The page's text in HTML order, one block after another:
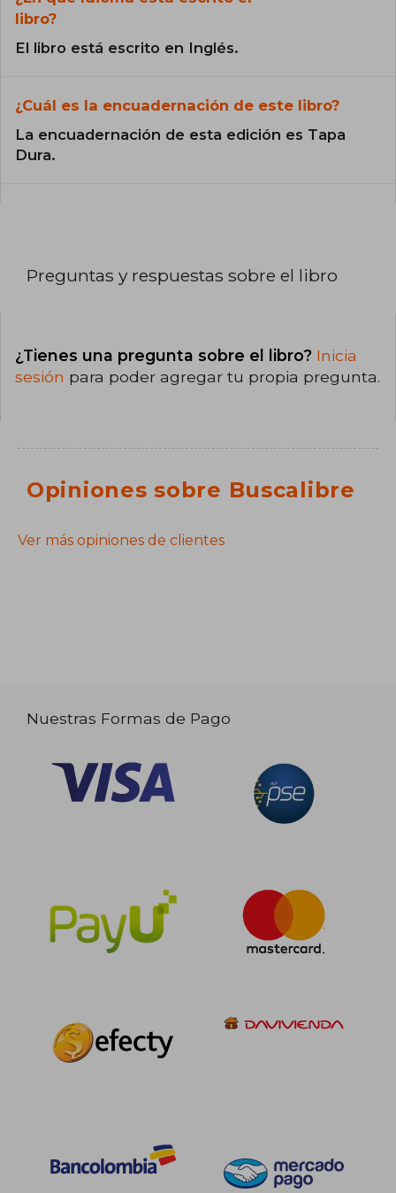
libro?
El libro está escrito en Inglés.
¿Cuál es la encuadernación de este libro?
La encuadernación de esta edición es Tapa
Dura.
Preguntas y respuestas sobre el libro
¿Tienes una pregunta sobre el libro? Inicia
sesión para poder agregar tu propia pregunta.
Opiniones sobre Buscalibre
Ver más opiniones de clientes
Nuestras Formas de Pago